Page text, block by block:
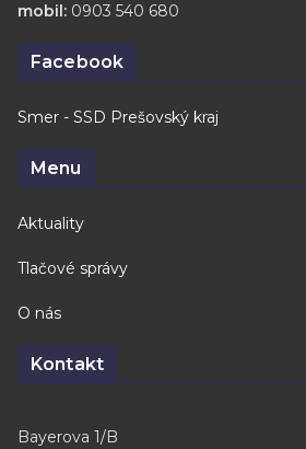
mobil: 0903 540 680
Facebook
Smer - SSD Prešovský kraj
Menu
Aktuality
Tlačové správy
O nás
Kontakt
Bayerova 1/B